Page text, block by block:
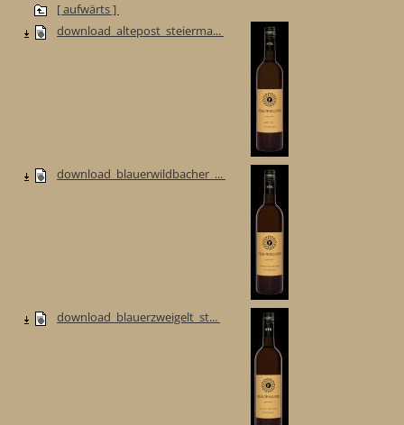
[ aufwärts ]
download_altepost_steierma...
download_blauerwildbacher_...
download_blauerzweigelt_st...